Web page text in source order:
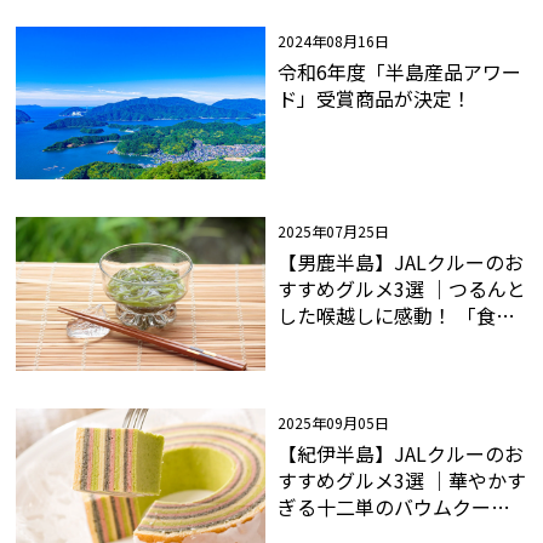
2024年08月16日
令和6年度「半島産品アワー
ド」受賞商品が決定！
2025年07月25日
【男鹿半島】JALクルーのお
すすめグルメ3選 ｜つるんと
した喉越しに感動！ 「食べ
2025年09月05日
【紀伊半島】JALクルーのお
すすめグルメ3選 ｜華やかす
ぎる十二単のバウムクーヘ